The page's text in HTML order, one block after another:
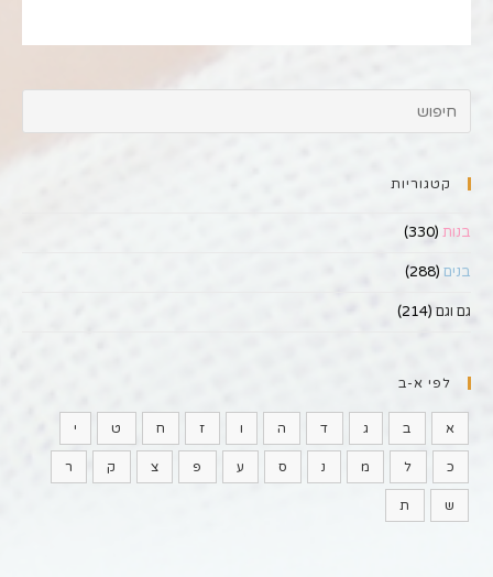
קטגוריות
בנות (330)
בנים (288)
גם וגם (214)
לפי א-ב
א ב ג ד ה ו ז ח ט י
כ ל מ נ ס ע פ צ ק ר
ש ת